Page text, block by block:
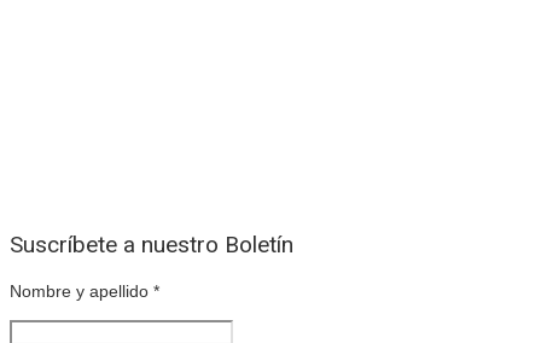
Suscríbete a nuestro Boletín
Nombre y apellido *